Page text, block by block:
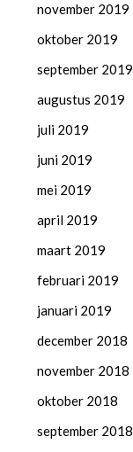
november 2019
oktober 2019
september 2019
augustus 2019
juli 2019
juni 2019
mei 2019
april 2019
maart 2019
februari 2019
januari 2019
december 2018
november 2018
oktober 2018
september 2018